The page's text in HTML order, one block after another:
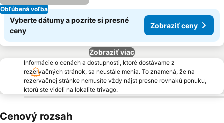
Obľúbená voľba
Vyberte dátumy a pozrite si presné
ceny
Zobraziť ceny
Zobraziť viac
Informácie o cenách a dostupnosti, ktoré dostávame z
rezervačných stránok, sa neustále menia. To znamená, že na
rezervačnej stránke nemusíte vždy nájsť presne rovnakú ponuku,
ktorú ste videli na lokalite trivago.
Cenový rozsah